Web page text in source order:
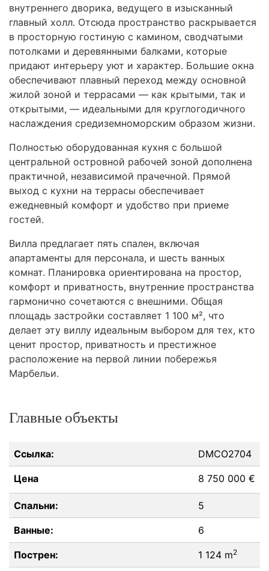
внутреннего дворика, ведущего в изысканный
главный холл. Отсюда пространство раскрывается
в просторную гостиную с камином, сводчатыми
потолками и деревянными балками, которые
придают интерьеру уют и характер. Большие окна
обеспечивают плавный переход между основной
жилой зоной и террасами — как крытыми, так и
открытыми, — идеальными для круглогодичного
наслаждения средиземноморским образом жизни.
Полностью оборудованная кухня с большой
центральной островной рабочей зоной дополнена
практичной, независимой прачечной. Прямой
выход с кухни на террасы обеспечивает
ежедневный комфорт и удобство при приеме
гостей.
Вилла предлагает пять спален, включая
апартаменты для персонала, и шесть ванных
комнат. Планировка ориентирована на простор,
комфорт и приватность, внутренние пространства
гармонично сочетаются с внешними. Общая
площадь застройки составляет 1 100 м², что
делает эту виллу идеальным выбором для тех, кто
ценит простор, приватность и престижное
расположение на первой линии побережья
Марбельи.
Главные объекты
Ссылка: DMCO2704
Цена 8 750 000 €
Спальни: 5
Ванные: 6
Пострен: 1 124 m2